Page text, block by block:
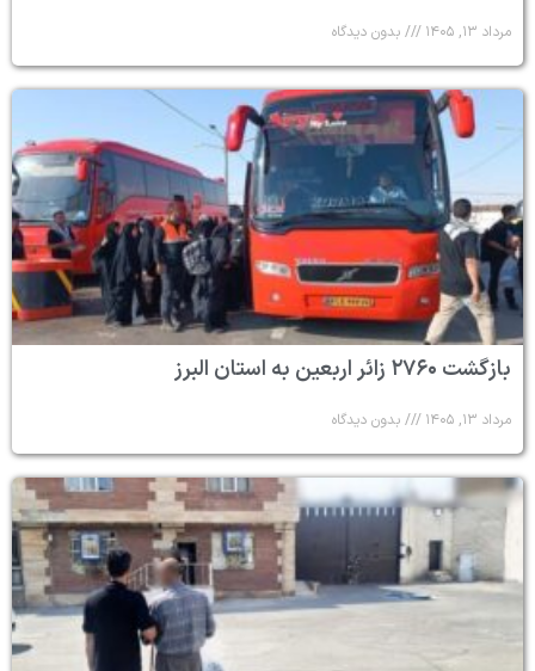
مرداد ۱۳, ۱۴۰۵ بدون دیدگاه
بازگشت ۲۷۶۰ زائر اربعین به استان البرز
مرداد ۱۳, ۱۴۰۵ بدون دیدگاه